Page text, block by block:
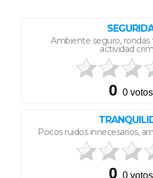
Ambiente seguro, rondas
actividad
Pocos ruidos innecesarios,